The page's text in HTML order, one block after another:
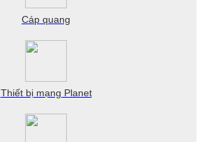
Cáp quang
Thiết bị mạng Planet